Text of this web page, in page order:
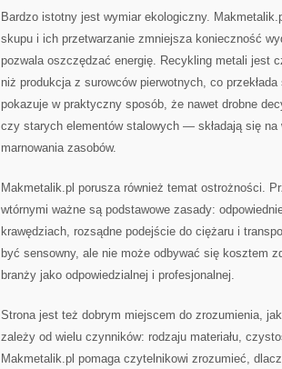
Bardzo istotny jest wymiar ekologiczny.
skupu i ich przetwarzanie zmniejsza konieczność
pozwala oszczędzać energię. Recykling metali jest
niż produkcja z surowców pierwotnych, co
pokazuje w praktyczny sposób, że nawet drobne
czy starych elementów stalowych — składają się
marnowania zasobów.
Makmetalik.pl porusza również temat ostrożności.
wtórnymi ważne są podstawowe zasady:
krawędziach, rozsądne podejście do ciężaru i
być sensowny, ale nie może odbywać się kosztem
branży jako odpowiedzialnej i profesjonalnej.
Strona jest też dobrym miejscem do zrozumienia,
zależy od wielu czynników: rodzaju materiału,
Makmetalik.pl pomaga czytelnikowi zrozumieć,